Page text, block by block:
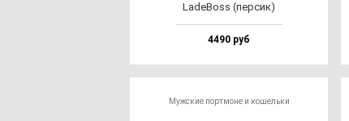
LadeBoss (пер­сик)
4490 руб
Мужские портмоне и кошельки